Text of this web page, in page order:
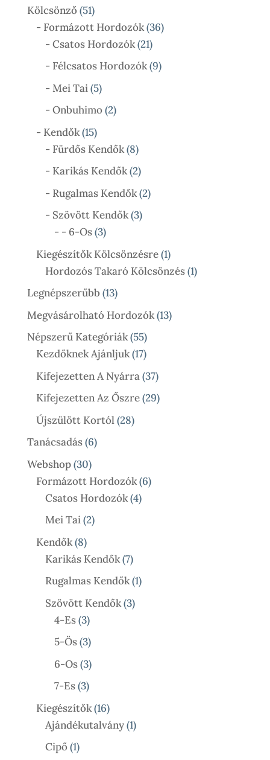
Kölcsönző 5151
Termék
- Formázott Hordozók 3636
- Csatos Hordozók 2121
Termék
- Félcsatos Hordozók 99
- Mei Tai 55
Termék
- Onbuhimo 22
- Kendők 1515
Termék
- Fürdős Kendők 88
Termék
- Karikás Kendők 22
Termék
- Rugalmas Kendők 22
- Szövött Kendők 33
- - 6-Os 33
Termék
Kiegészítők Kölcsönzésre 11
Termék
Hordozós Takaró Kölcsönzés 11
Legnépszerűbb 1313
Termék
Megvásárolható Hordozók 1313
Népszerű Kategóriák 5555
Termék
Kezdőknek Ajánljuk 1717
Termék
Kifejezetten A Nyárra 3737
Termék
Kifejezetten Az Őszre 2929
Újszülött Kortól 2828
Tanácsadás 66
Webshop 3030
Termék
Formázott Hordozók 66
Csatos Hordozók 44
Mei Tai 22
Kendők 88
Termék
Karikás Kendők 77
Termék
Rugalmas Kendők 11
Szövött Kendők 33
4-Es 33
Termék
5-Ös 33
Termék
6-Os 33
Termék
7-Es 33
Termék
Kiegészítők 1616
Termék
Ajándékutalvány 11
Cipő 11